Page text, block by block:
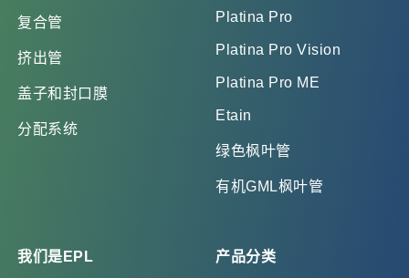
复合管
挤出管
盖子和封口膜
分配系统
Platina Pro
Platina Pro Vision
Platina Pro ME
Etain
绿色枫叶管
有机GML枫叶管
我们是EPL 产品分类